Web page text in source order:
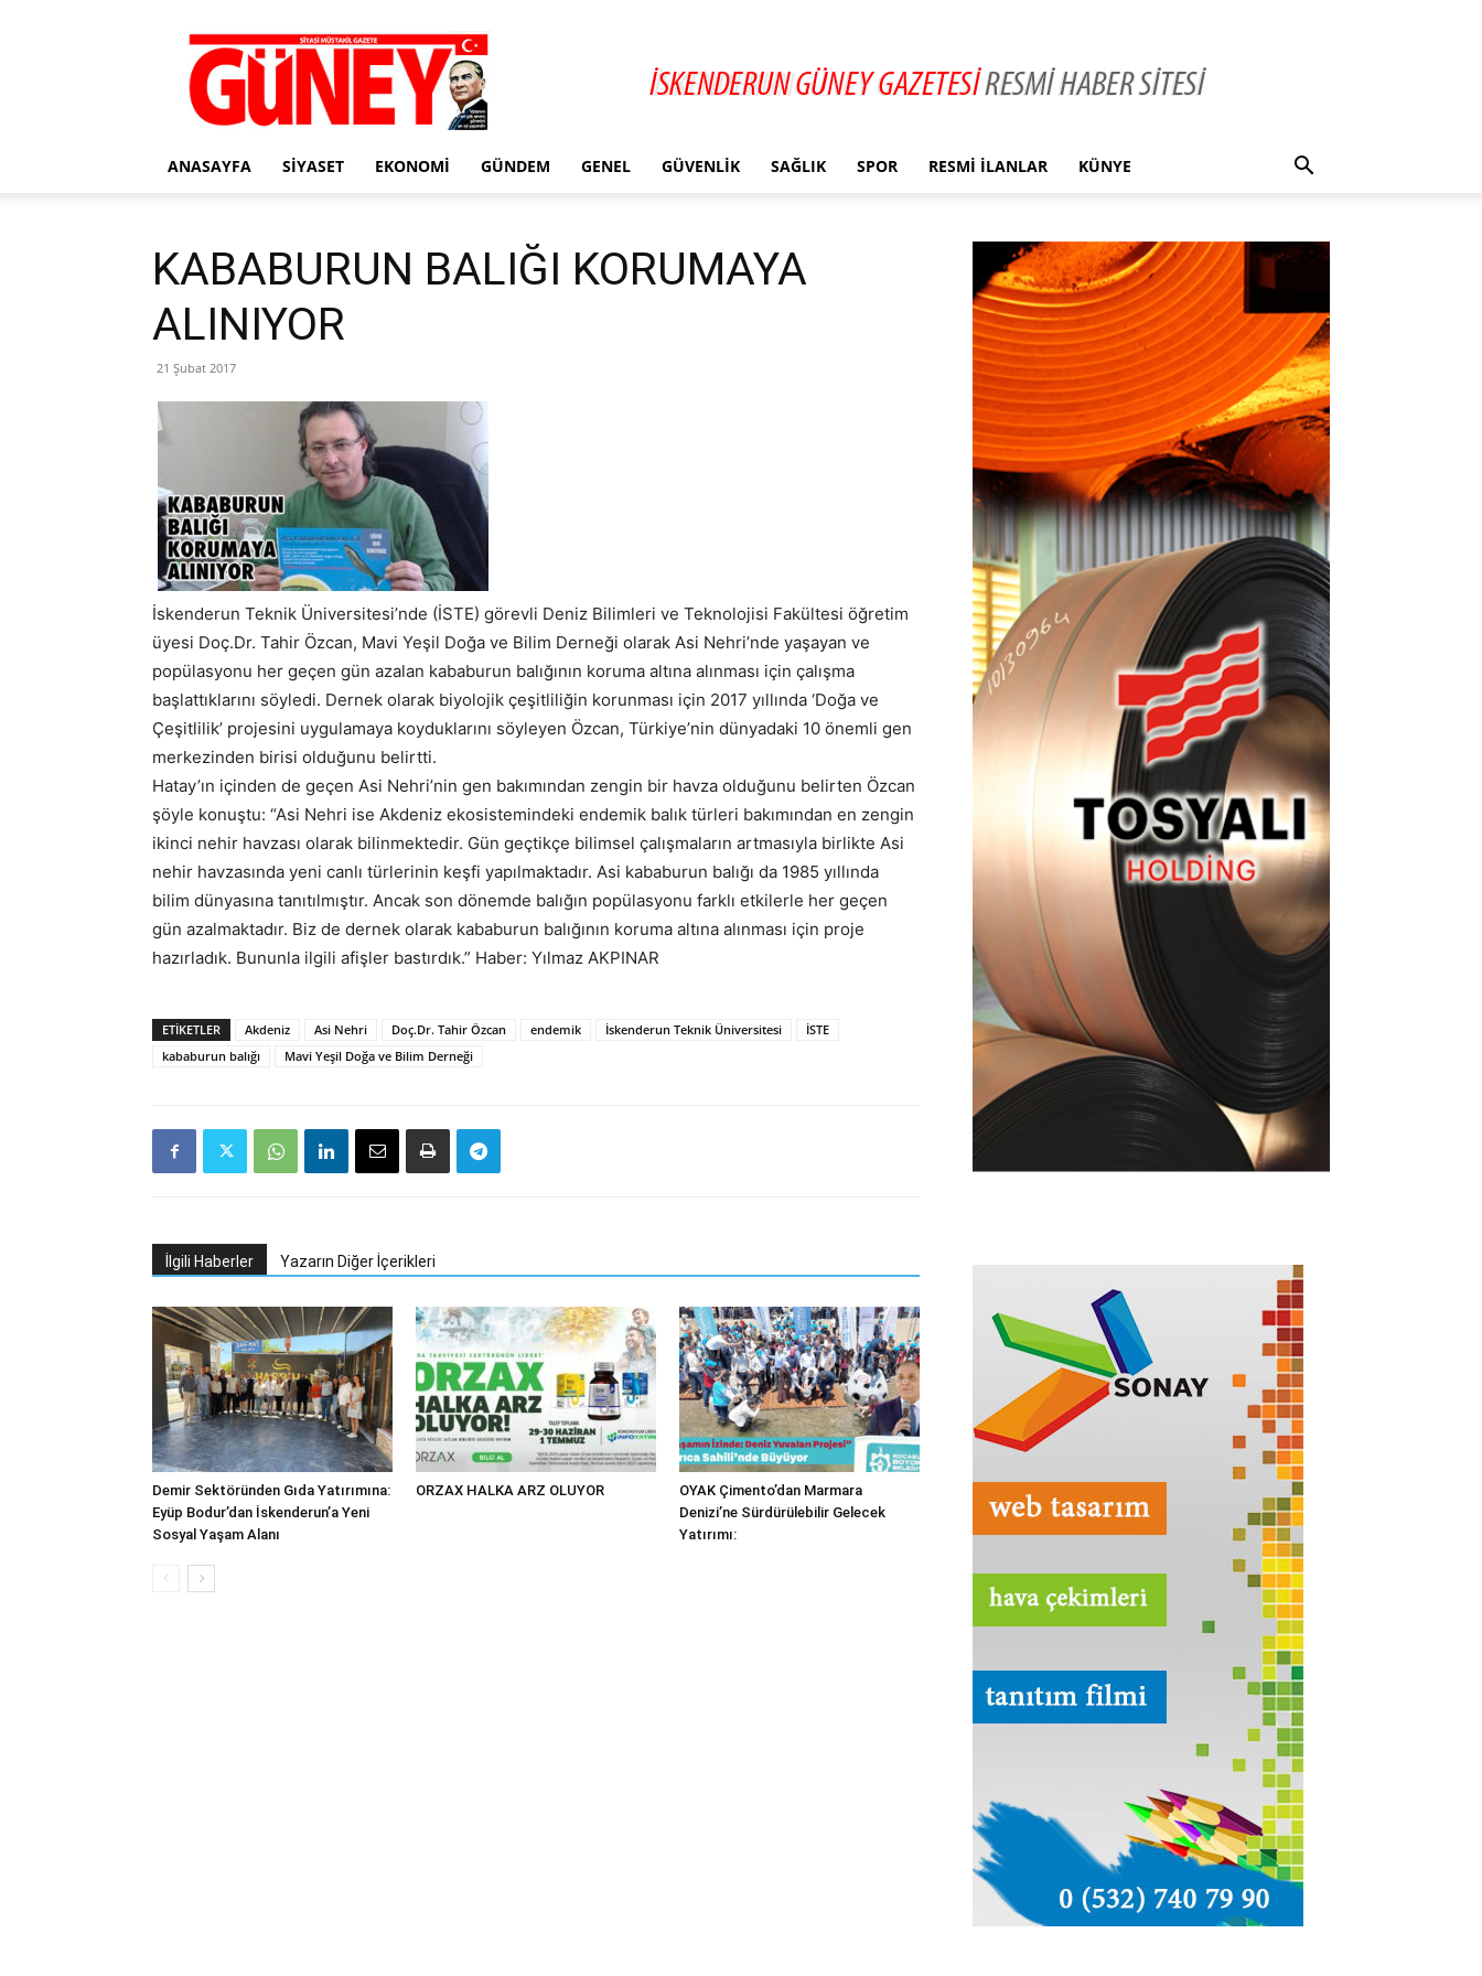
Gazete
Güney
ANASAYFA SIYASET EKONOMI GÜNDEM GENEL GÜVENLIK SAĞLIK SPOR RESMI İLANLAR KÜNYE
KABABURUN BALIĞI KORUMAYA
ALINIYOR
21 Şubat 2017
İskenderun Teknik Üniversitesi’nde (İSTE) görevli Deniz Bilimleri ve Teknolojisi Fakültesi öğretim
üyesi Doç.Dr. Tahir Özcan, Mavi Yeşil Doğa ve Bilim Derneği olarak Asi Nehri’nde yaşayan ve
popülasyonu her geçen gün azalan kababurun balığının koruma altına alınması için çalışma
başlattıklarını söyledi. Dernek olarak biyolojik çeşitliliğin korunması için 2017 yıllında ‘Doğa ve
Çeşitlilik’ projesini uygulamaya koyduklarını söyleyen Özcan, Türkiye’nin dünyadaki 10 önemli gen
merkezinden birisi olduğunu belirtti.
Hatay’ın içinden de geçen Asi Nehri’nin gen bakımından zengin bir havza olduğunu belirten Özcan
şöyle konuştu: “Asi Nehri ise Akdeniz ekosistemindeki endemik balık türleri bakımından en zengin
ikinci nehir havzası olarak bilinmektedir. Gün geçtikçe bilimsel çalışmaların artmasıyla birlikte Asi
nehir havzasında yeni canlı türlerinin keşfi yapılmaktadır. Asi kababurun balığı da 1985 yıllında
bilim dünyasına tanıtılmıştır. Ancak son dönemde balığın popülasyonu farklı etkilerle her geçen
gün azalmaktadır. Biz de dernek olarak kababurun balığının koruma altına alınması için proje
hazırladık. Bununla ilgili afişler bastırdık.” Haber: Yılmaz AKPINAR
ETIKETLER Akdeniz Asi Nehri Doç.Dr. Tahir Özcan endemik İskenderun Teknik Üniversitesi
İSTE
kababurun balığı
Mavi Yeşil Doğa ve Bilim Derneği
İlgili Haberler Yazarın Diğer İçerikleri
Demir Sektöründen Gıda Yatırımına:
Eyüp Bodur’dan İskenderun’a Yeni
Sosyal Yaşam Alanı
ORZAX HALKA ARZ OLUYOR
OYAK Çimento’dan Marmara
Denizi’ne Sürdürülebilir Gelecek
Yatırımı: